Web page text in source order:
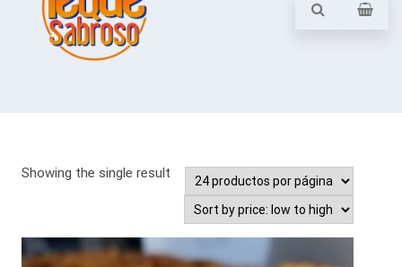
Showing the single result